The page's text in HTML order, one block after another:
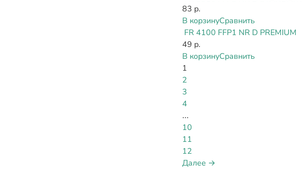
83 р.
В корзинуСравнить
FR 4100 FFP1 NR D PREMIUM
49 р.
В корзинуСравнить
1
2
3
4
…
10
11
12
Далее →